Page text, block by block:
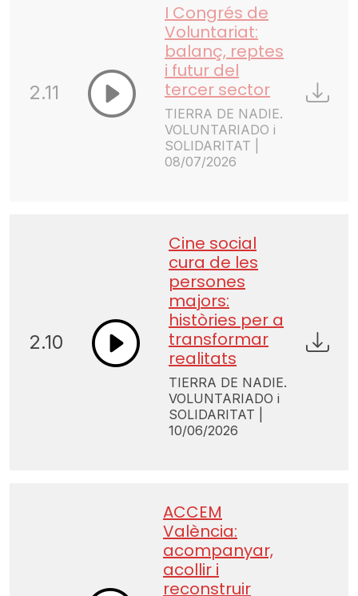
2.11
I Congrés de
Voluntariat:
balanç, reptes
i futur del
tercer sector
TIERRA DE NADIE.
VOLUNTARIADO i
SOLIDARITAT |
08/07/2026
2.10
Cine social
cura de les
persones
majors:
històries per a
transformar
realitats
TIERRA DE NADIE.
VOLUNTARIADO i
SOLIDARITAT |
10/06/2026
ACCEM
València:
acompanyar,
acollir i
reconstruir